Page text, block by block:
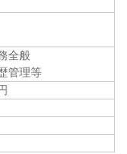
全般
管理等